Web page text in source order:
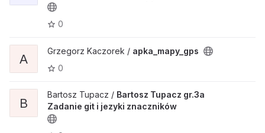
0
A
Grzegorz Kaczorek / apka_mapy_gps
0
B
Bartosz Tupacz / Bartosz Tupacz gr.3a
Zadanie git i jezyki znaczników